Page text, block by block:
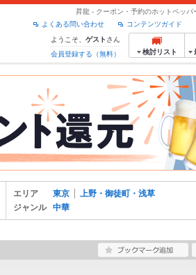
昇龍 - クーポン・予約のホットペッパ
コンテンツガイド
よくある問い合わせ
ようこそ、 ゲスト さん
会員登録する（無料）
検討リスト
エリア 東京
上野・御徒町・浅草
ジャンル
中華